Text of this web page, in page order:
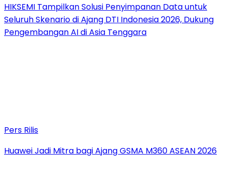
HIKSEMI Tampilkan Solusi Penyimpanan Data untuk
Seluruh Skenario di Ajang DTI Indonesia 2026, Dukung
Pengembangan AI di Asia Tenggara
Pers Rilis
Huawei Jadi Mitra bagi Ajang GSMA M360 ASEAN 2026